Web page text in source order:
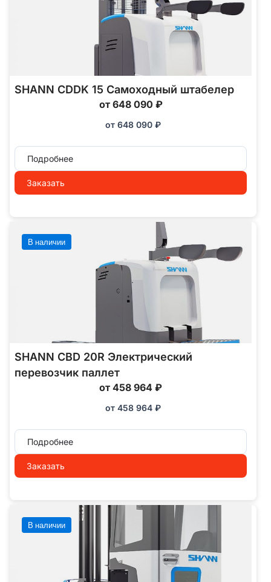
SHANN CDDK 15 Самоходный штабелер
от 648 090 ₽
от 648 090 ₽
Подробнее
Заказать
В наличии
SHANN CBD 20R Электрический
перевозчик паллет
от 458 964 ₽
от 458 964 ₽
Подробнее
Заказать
В наличии